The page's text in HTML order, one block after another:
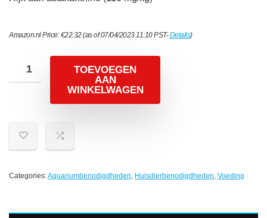
Amazon.nl Price:€22.32(as of 07/04/2023 11:10 PST-Details)
TOEVOEGEN
AAN
WINKELWAGEN
Categories:Aquariumbenodigdheden, Huisdierbenodigdheden, Voeding